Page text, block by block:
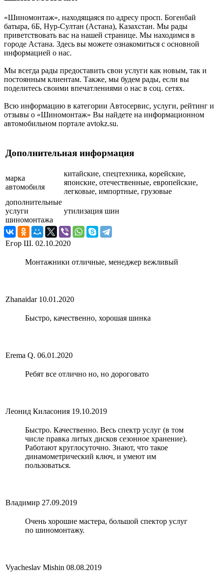
«Шиномонтаж», находящаяся по адресу просп. Богенбай
батыра, 6Б, Нур-Султан (Астана), Казахстан. Мы рады
приветствовать вас на нашей странице. Мы находимся в
городе Астана. Здесь вы можете ознакомиться с основной
информацией о нас.
Мы всегда рады предоставить свои услуги как новым, так и
постоянным клиентам. Также, мы будем рады, если вы
поделитесь своими впечатлениями о нас в соц. сетях.
Всю информацию в категории Автосервис, услуги, рейтинг и
отзывы о «Шиномонтаж» Вы найдете на информационном
автомобильном портале avtokz.su.
Дополнительная информация
марка
автомобиля
китайские, спецтехника, корейские,
японские, отечественные, европейские,
легковые, импортные, грузовые
дополнительные
услуги
шиномонтажа
утилизация шин
Егор Ш. 02.10.2020
Монтажники отличные, менеджер вежливый
Zhanaidar 10.01.2020
Быстро, качественно, хорошая шинка
Erema Q. 06.01.2020
Ребят все отлично но, но дороговато
Леонид Киласония 19.10.2019
Быстро. Качественно. Весь спектр услуг (в том
числе правка литых дисков сезонное хранение).
Работают круглосуточно. Знают, что такое
динамометрический ключ, и умеют им
пользоваться.
Владимир 27.09.2019
Очень хорошие мастера, большой спектор услуг
по шиномонтажу.
Vyacheslav Mishin 08.08.2019